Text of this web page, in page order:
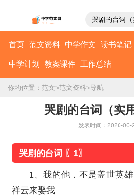
首页 范文资料 中学作文 读书笔记
中学计划 教案课件 工作总结
你的位置： 范文>范文资料>导航
哭剧的台词（实
发表时间：2026-06-
哭剧的台词 〖1〗
1、我的他，不是盖世英
祥云来娶我